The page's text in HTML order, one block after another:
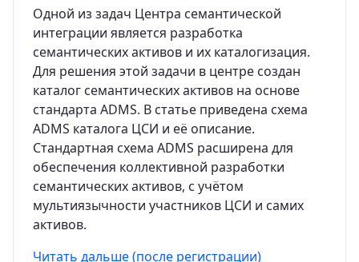
Одной из задач Центра семантической
интеграции является разработка
семантических активов и их каталогизация.
Для решения этой задачи в центре создан
каталог семантических активов на основе
стандарта ADMS. В статье приведена схема
ADMS каталога ЦСИ и её описание.
Стандартная схема ADMS расширена для
обеспечения коллективной разработки
семантических активов, с учётом
мультиязычности участников ЦСИ и самих
активов.
Читать дальше (после регистрации)